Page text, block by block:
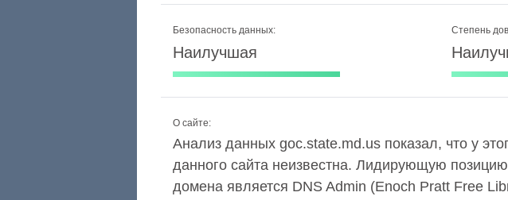
Безопасность данных:
Наилучшая
Степень
О сайте:
Анализ данных goc.state.md.us показал, что у
данного сайта неизвестна. Лидирующую
домена является DNS Admin (Enoch Pratt Free